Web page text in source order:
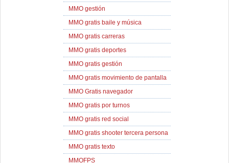
MMO gestión
MMO gratis baile y música
MMO gratis carreras
MMO gratis deportes
MMO gratis gestión
MMO gratis movimiento de pantalla
MMO Gratis navegador
MMO gratis por turnos
MMO gratis red social
MMO gratis shooter tercera persona
MMO gratis texto
MMOFPS